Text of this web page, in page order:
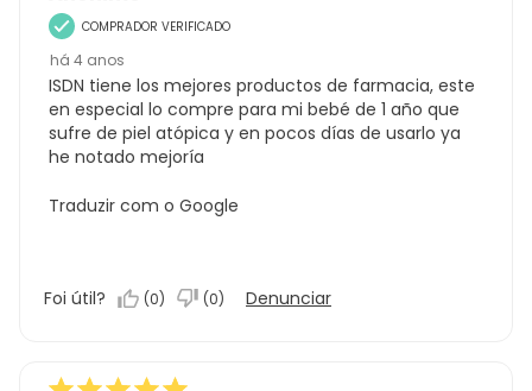
COMPRADOR VERIFICADO
há 4 anos
ISDN tiene los mejores productos de farmacia, este
en especial lo compre para mi bebé de 1 año que
sufre de piel atópica y en pocos días de usarlo ya
he notado mejoría
Traduzir com o Google
Foi útil? (0) (0) Denunciar